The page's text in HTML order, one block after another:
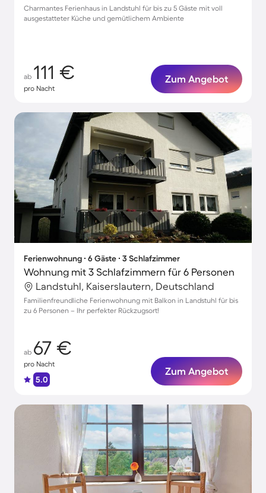
Charmantes Ferienhaus in Landstuhl für bis zu 5 Gäste mit voll
ausgestatteter Küche und gemütlichem Ambiente
ab 111 €
pro Nacht
Zum Angebot
Ferienwohnung ∙ 6 Gäste ∙ 3 Schlafzimmer
Wohnung mit 3 Schlafzimmern für 6 Personen
Landstuhl, Kaiserslautern, Deutschland
Familienfreundliche Ferienwohnung mit Balkon in Landstuhl für bis
zu 6 Personen – Ihr perfekter Rückzugsort!
ab 67 €
pro Nacht
5.0
Zum Angebot